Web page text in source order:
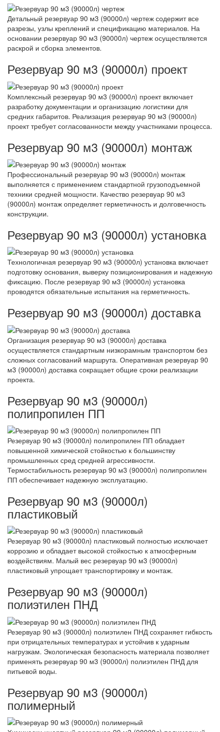
Детальный резервуар 90 м3 (90000л) чертеж содержит все
разрезы, узлы креплений и спецификацию материалов. На
основании резервуар 90 м3 (90000л) чертеж осуществляется
раскрой и сборка элементов.
Резервуар 90 м3 (90000л) проект
Комплексный резервуар 90 м3 (90000л) проект включает
разработку документации и организацию логистики для
средних габаритов. Реализация резервуар 90 м3 (90000л)
проект требует согласованности между участниками процесса.
Резервуар 90 м3 (90000л) монтаж
Профессиональный резервуар 90 м3 (90000л) монтаж
выполняется с применением стандартной грузоподъемной
техники средней мощности. Качество резервуар 90 м3
(90000л) монтаж определяет герметичность и долговечность
конструкции.
Резервуар 90 м3 (90000л) установка
Технологичная резервуар 90 м3 (90000л) установка включает
подготовку основания, выверку позиционирования и надежную
фиксацию. После резервуар 90 м3 (90000л) установка
проводятся обязательные испытания на герметичность.
Резервуар 90 м3 (90000л) доставка
Организация резервуар 90 м3 (90000л) доставка
осуществляется стандартным низкорамным транспортом без
сложных согласований маршрута. Оперативная резервуар 90
м3 (90000л) доставка сокращает общие сроки реализации
проекта.
Резервуар 90 м3 (90000л)
полипропилен ПП
Резервуар 90 м3 (90000л) полипропилен ПП обладает
повышенной химической стойкостью к большинству
промышленных сред средней агрессивности.
Термостабильность резервуар 90 м3 (90000л) полипропилен
ПП обеспечивает надежную эксплуатацию.
Резервуар 90 м3 (90000л)
пластиковый
Резервуар 90 м3 (90000л) пластиковый полностью исключает
коррозию и обладает высокой стойкостью к атмосферным
воздействиям. Малый вес резервуар 90 м3 (90000л)
пластиковый упрощает транспортировку и монтаж.
Резервуар 90 м3 (90000л)
полиэтилен ПНД
Резервуар 90 м3 (90000л) полиэтилен ПНД сохраняет гибкость
при отрицательных температурах и устойчив к ударным
нагрузкам. Экологическая безопасность материала позволяет
применять резервуар 90 м3 (90000л) полиэтилен ПНД для
питьевой воды.
Резервуар 90 м3 (90000л)
полимерный